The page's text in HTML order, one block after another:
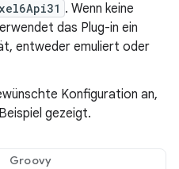
. Wenn keine
das Plug-in ein
entweder emuliert oder
Konfiguration an,
gezeigt.
Groovy